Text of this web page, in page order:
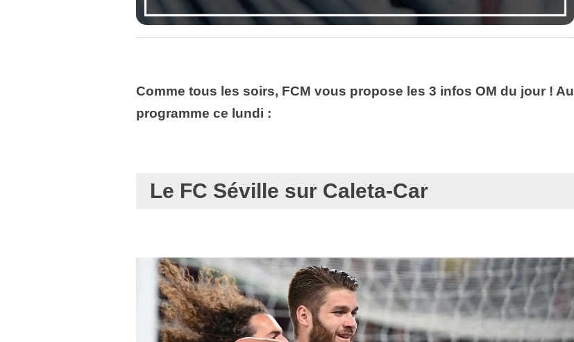
Comme tous les soirs, FCM vous propose les 3 infos OM du jour ! Au
programme ce lundi :
Le FC Séville sur Caleta-Car